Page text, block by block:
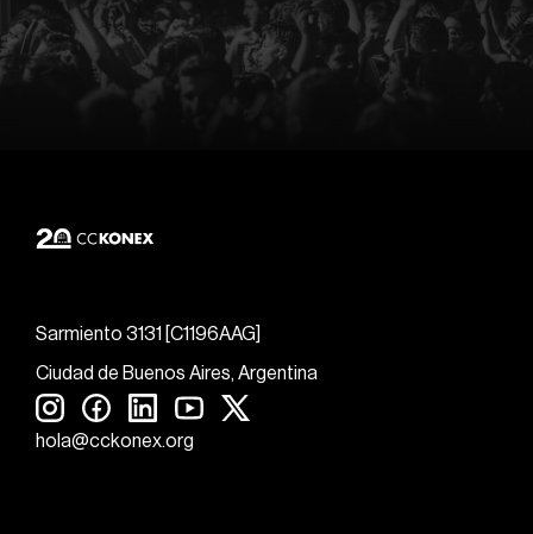
Sarmiento 3131 [C1196AAG]
Ciudad de Buenos Aires, Argentina
hola@cckonex.org